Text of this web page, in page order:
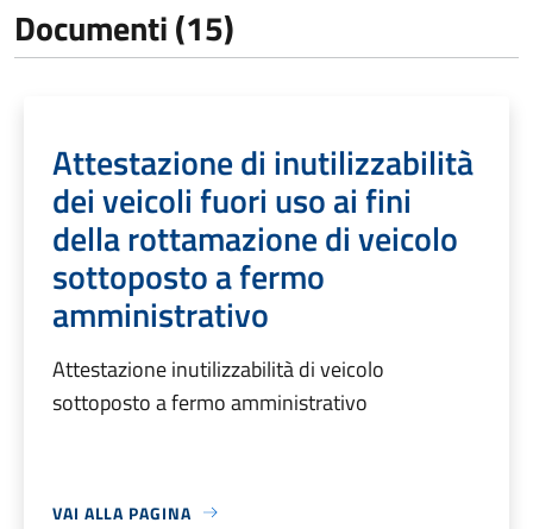
Documenti (15)
Attestazione di inutilizzabilità
dei veicoli fuori uso ai fini
della rottamazione di veicolo
sottoposto a fermo
amministrativo
Attestazione inutilizzabilità di veicolo
sottoposto a fermo amministrativo
VAI ALLA PAGINA